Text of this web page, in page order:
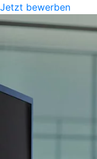
Jetzt bewerben